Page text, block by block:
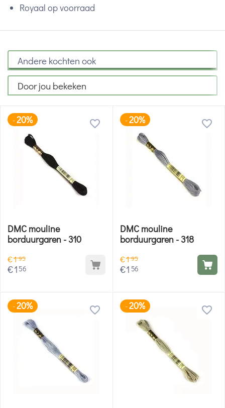
Royaal op voorraad
Andere kochten ook
Door jou bekeken
-20%
DMC mouline
borduurgaren - 310
€195
€1 56
-20%
DMC mouline
borduurgaren - 318
€195
€1 56
-20% -20%